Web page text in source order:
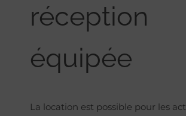
réception
équipée
La location est possible pour les